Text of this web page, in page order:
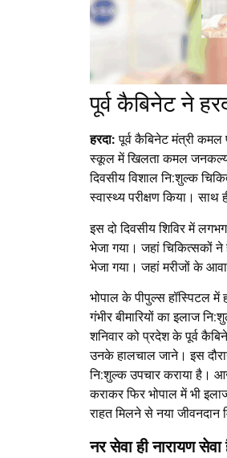
पूर्व कैबिनेट ने
हरदा: पूर्व कैबिनेट मंत्री
स्कूल में खिलता कमल
दिवसीय विशाल नि:शुल्क
स्वास्थ्य परीक्षण किया। साथ
इस दो दिवसीय शिविर में
भेजा गया। जहां चिकित्सकों ने
भेजा गया। जहां मरीजों के
भोपाल के पीपुल्स हॉस्पिटल
गंभीर बीमारियों का इलाज
शनिवार को प्रदेश के पूर्व
उनके हालचाल जाने। इस
नि:शुल्क उपचार कराया है।
कराकर फिर भोपाल में भी
राहत मिलने से नया जीवनदान
नर सेवा ही नारायण